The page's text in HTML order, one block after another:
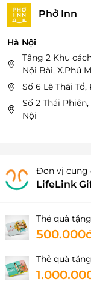
Phở Inn
Hà Nội
Tầng 2 Khu
Nội Bài, X.Phú
Số 6 Lê Thái
Số 2 Thái
Nội
Đơn vị cung
LifeLink
Thẻ quà
Thẻ quà